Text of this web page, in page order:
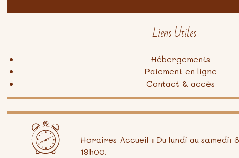
Liens Utiles
Hébergements
Paiement en ligne
Contact & accès
Horaires Accueil : Du lundi au samedi:
19h00.